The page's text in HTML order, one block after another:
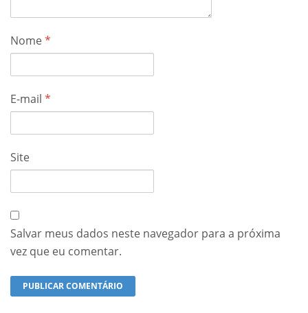
Nome*
E-mail *
Site
Salvar meus dados neste navegador para a próxima
vez que eu comentar.